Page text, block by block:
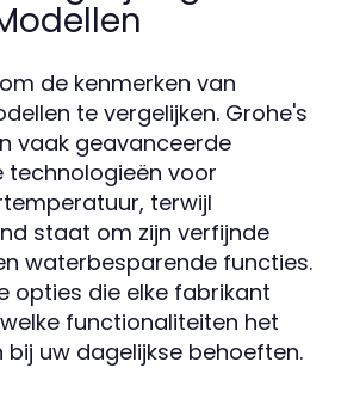
de kenmerken van
te vergelijken. Grohe's
vaak geavanceerde
voor
terwijl
staat om zijn verfijnde
waterbesparende functies.
opties die elke fabrikant
functionaliteiten het
uw dagelijkse behoeften.